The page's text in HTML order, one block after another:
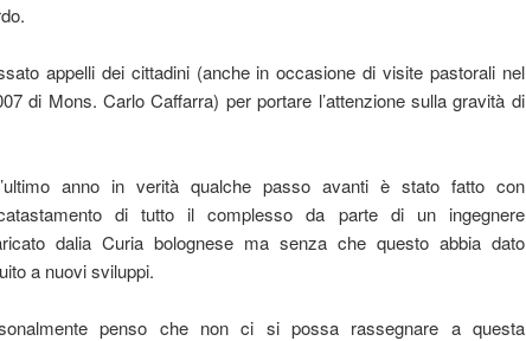
appelli dei cittadini (anche in occasione di visite pastorali nel
di Mons. Carlo Caffarra) per portare l’attenzione sulla gravità di
anno in verità qualche passo avanti è stato fatto con
di tutto il complesso da parte di un ingegnere
dalia Curia bolognese ma senza che questo abbia dato
a nuovi sviluppi.
penso che non ci si possa rassegnare a questa